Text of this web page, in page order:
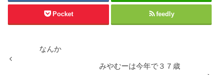
Pocket feedly
なんか
みやむーは今年で３７歳